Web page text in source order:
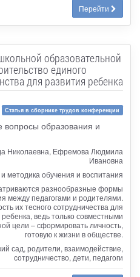
Перейти
образовательной
единого
для развития ребенка
Статья в сборнике трудов конференции
вопросы образования и
Николаевна, Ефремова Людмила
Ивановна
методика обучения и воспитания
разнообразные формы
между педагогами и родителями.
их тесного сотрудничества для
ведь только совместными
цели – сформировать личность,
готовую к жизни в обществе.
сад, родители, взаимодействие,
сотрудничество, дети, педагоги